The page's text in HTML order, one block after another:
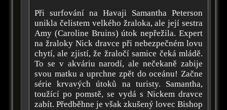
Při surfování na Havaji Samantha Peterson
unikla čelistem velkého žraloka, ale její sestra
Amy (Caroline Bruins) útok nepřežila. Expert
na žraloky Nick dravce při nebezpečném lovu
chytí, ale zjistí, že žraločí samice čeká mládě.
To se v akváriu narodí, ale nečekaně zabije
svou matku a uprchne zpět do oceánu! Začne
série krvavých útoků na turisty. Samantha,
toužící po pomstě, se vydá s Nickem dravce
zabít. Předběhne je však zkušený lovec Bishop